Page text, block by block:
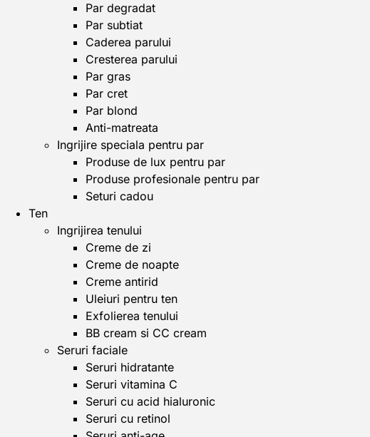
Par degradat
Par subtiat
Caderea parului
Cresterea parului
Par gras
Par cret
Par blond
Anti-matreata
Ingrijire speciala pentru par
Produse de lux pentru par
Produse profesionale pentru par
Seturi cadou
Ten
Ingrijirea tenului
Creme de zi
Creme de noapte
Creme antirid
Uleiuri pentru ten
Exfolierea tenului
BB cream si CC cream
Seruri faciale
Seruri hidratante
Seruri vitamina C
Seruri cu acid hialuronic
Seruri cu retinol